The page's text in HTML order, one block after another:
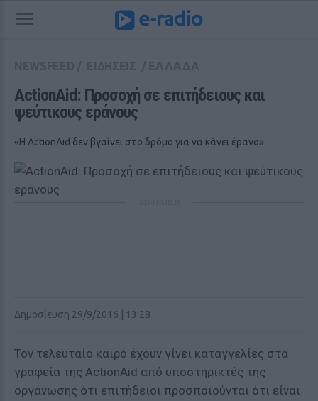
ActionAid: Προσοχή σε επιτήδειους και
ψεύτικους εράνους
«Η ActionAid δεν βγαίνει στο δρόμο για να κάνει έρανο»
Δημοσίευση 29/9/2016 | 13:28
Τον τελευταίο καιρό έχουν γίνει καταγγελίες στα
γραφεία της ActionAid από υποστηρικτές της
οργάνωσης ότι επιτήδειοι προσποιούνται ότι είναι